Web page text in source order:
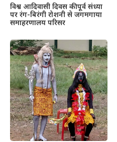
विश्व आदिवासी दिवस की पूर्व संध्या
पर रंग-बिरंगी रोशनी से जगमगाया
समाहरणालय परिसर